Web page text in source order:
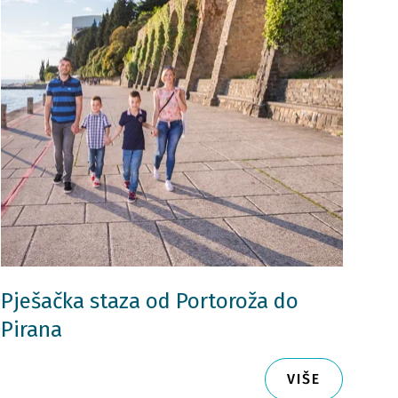
Pješačka staza od Portoroža do
Pirana
VIŠE